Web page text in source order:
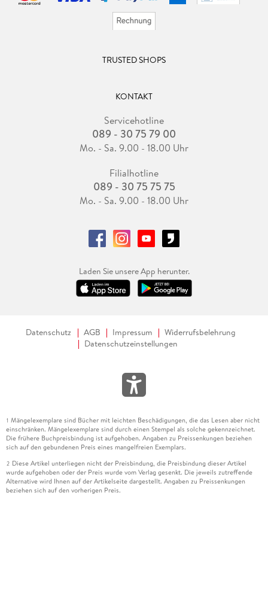
TRUSTED SHOPS
KONTAKT
Servicehotline
089 - 30 75 79 00
Mo. - Sa. 9.00 - 18.00 Uhr
Filialhotline
089 - 30 75 75 75
Mo. - Sa. 9.00 - 18.00 Uhr
Laden Sie unsere App herunter.
Datenschutz AGB Impressum
Widerrufsbelehrung
Datenschutzeinstellungen
1 Mängelexemplare sind Bücher mit leichten Beschädigungen, die das Lesen aber nicht
einschränken. Mängelexemplare sind durch einen Stempel als solche gekennzeichnet.
Die frühere Buchpreisbindung ist aufgehoben. Angaben zu Preissenkungen beziehen
sich auf den gebundenen Preis eines mangelfreien Exemplars.
2 Diese Artikel unterliegen nicht der Preisbindung, die Preisbindung dieser Artikel
wurde aufgehoben oder der Preis wurde vom Verlag gesenkt. Die jeweils zutreffende
Alternative wird Ihnen auf der Artikelseite dargestellt. Angaben zu Preissenkungen
beziehen sich auf den vorherigen Preis.